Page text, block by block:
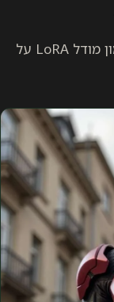
אגב, הנה כמה חלומות שהגשמתי בזכות אימון מודל LoRA על